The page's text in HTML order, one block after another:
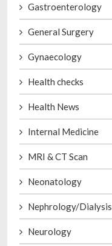
Gastroenterology
General Surgery
Gynaecology
Health checks
Health News
Internal Medicine
MRI & CT Scan
Neonatology
Nephrology/Dialysis
Neurology